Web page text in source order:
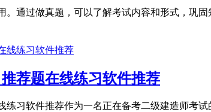
。通过做真题，可以了解考试内容和形式，巩
荐题在线练习软件推荐
练习软件推荐作为一名正在备考二级建造师考